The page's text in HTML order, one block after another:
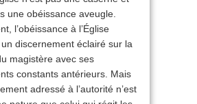
une obéissance aveugle.
l’obéissance à l’Église
un discernement éclairé sur la
magistère avec ses
constants antérieurs. Mais
adressé à l’autorité n’est